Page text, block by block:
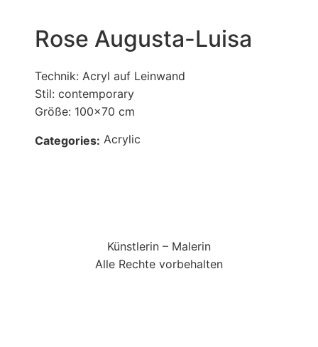
Rose Augusta-Luisa
Technik: Acryl auf Leinwand
Stil: contemporary
Größe: 100x70 cm
Categories: Acrylic
Künstlerin – Malerin
Alle Rechte vorbehalten